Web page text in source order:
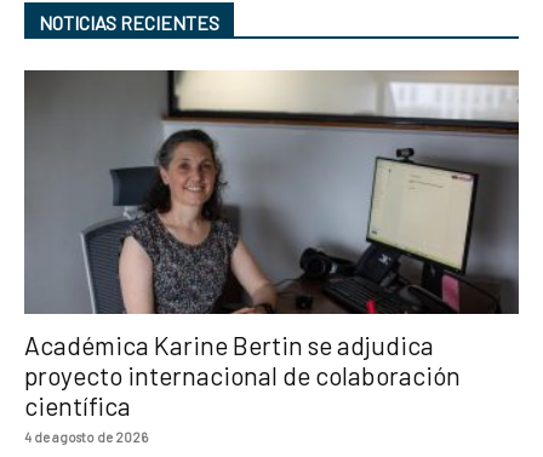
NOTICIAS RECIENTES
Académica Karine Bertin se adjudica
proyecto internacional de colaboración
científica
4 de agosto de 2026